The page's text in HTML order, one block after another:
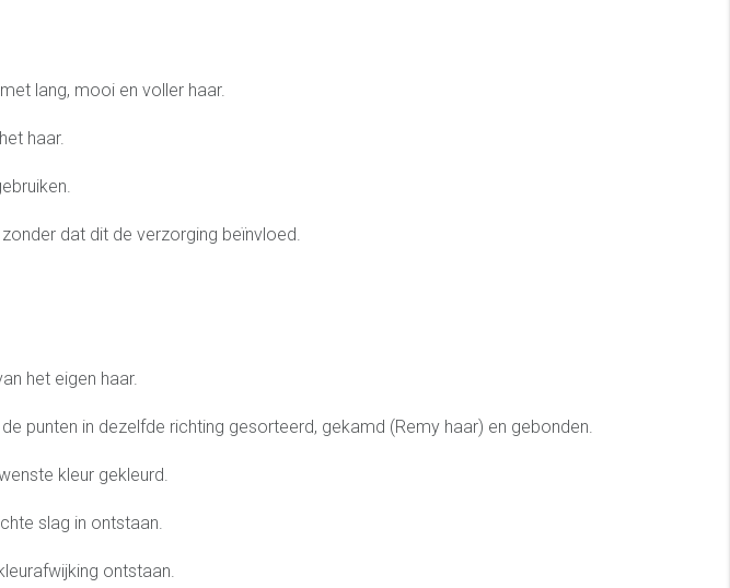
lang, mooi en voller haar.
haar.
dat dit de verzorging beïnvloed.
het eigen haar.
punten in dezelfde richting gesorteerd, gekamd (Remy haar) en gebonden.
kleur gekleurd.
slag in ontstaan.
ontstaan.